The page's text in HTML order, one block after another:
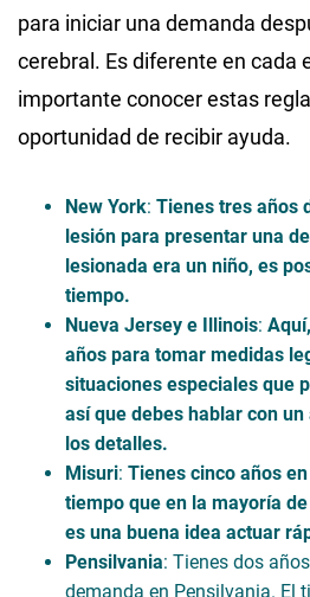
para iniciar una demanda
cerebral. Es diferente en cada
importante conocer estas
oportunidad de recibir ayuda.
New York: Tienes tres años
lesión para presentar una
lesionada era un niño, es
tiempo.
Nueva Jersey e Illinois:
años para tomar medidas
situaciones especiales que
así que debes hablar con
los detalles.
Misuri: Tienes cinco años
tiempo que en la mayoría
es una buena idea actuar
Pensilvania: Tienes dos
demanda en Pensilvania. El